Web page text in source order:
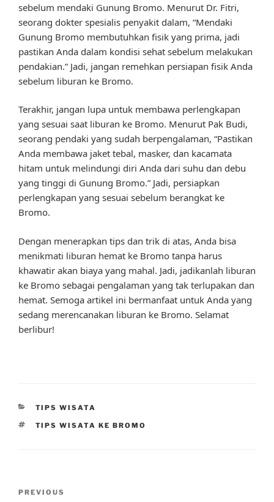
sebelum mendaki Gunung Bromo. Menurut Dr. Fitri,
seorang dokter spesialis penyakit dalam, “Mendaki
Gunung Bromo membutuhkan fisik yang prima, jadi
pastikan Anda dalam kondisi sehat sebelum melakukan
pendakian.” Jadi, jangan remehkan persiapan fisik Anda
sebelum liburan ke Bromo.
Terakhir, jangan lupa untuk membawa perlengkapan
yang sesuai saat liburan ke Bromo. Menurut Pak Budi,
seorang pendaki yang sudah berpengalaman, “Pastikan
Anda membawa jaket tebal, masker, dan kacamata
hitam untuk melindungi diri Anda dari suhu dan debu
yang tinggi di Gunung Bromo.” Jadi, persiapkan
perlengkapan yang sesuai sebelum berangkat ke
Bromo.
Dengan menerapkan tips dan trik di atas, Anda bisa
menikmati liburan hemat ke Bromo tanpa harus
khawatir akan biaya yang mahal. Jadi, jadikanlah liburan
ke Bromo sebagai pengalaman yang tak terlupakan dan
hemat. Semoga artikel ini bermanfaat untuk Anda yang
sedang merencanakan liburan ke Bromo. Selamat
berlibur!
CATEGORIES
TIPS WISATA
TAGS
TIPS WISATA KE BROMO
Previous
PREVIOUS